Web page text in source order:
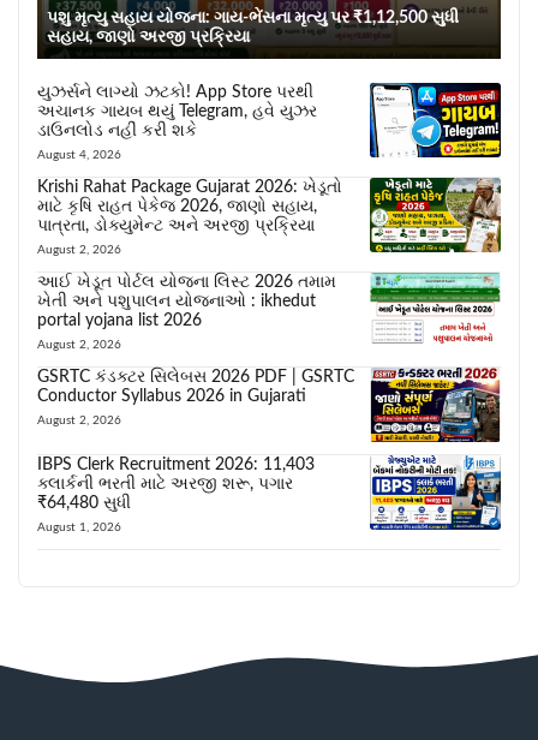
પશુ મૃત્યુ સહાય યોજના: ગાય-ભેંસના મૃત્યુ પર ₹1,12,500 સુધી
સહાય, જાણો અરજી પ્રક્રિયા
યુઝર્સને લાગ્યો ઝટકો! App Store પરથી
અચાનક ગાયબ થયું Telegram, હવે યુઝર
ડાઉનલોડ નહીં કરી શકે
August 4, 2026
Krishi Rahat Package Gujarat 2026: ખેડૂતો
માટે કૃષિ રાહત પેકેજ 2026, જાણો સહાય,
પાત્રતા, ડોક્યુમેન્ટ અને અરજી પ્રક્રિયા
August 2, 2026
આઈ ખેડૂત પોર્ટલ યોજના લિસ્ટ 2026 તમામ
ખેતી અને પશુપાલન યોજનાઓ : ikhedut
portal yojana list 2026
August 2, 2026
GSRTC કંડક્ટર સિલેબસ 2026 PDF | GSRTC
Conductor Syllabus 2026 in Gujarati
August 2, 2026
IBPS Clerk Recruitment 2026: 11,403
ક્લાર્કની ભરતી માટે અરજી શરૂ, પગાર
₹64,480 સુધી
August 1, 2026